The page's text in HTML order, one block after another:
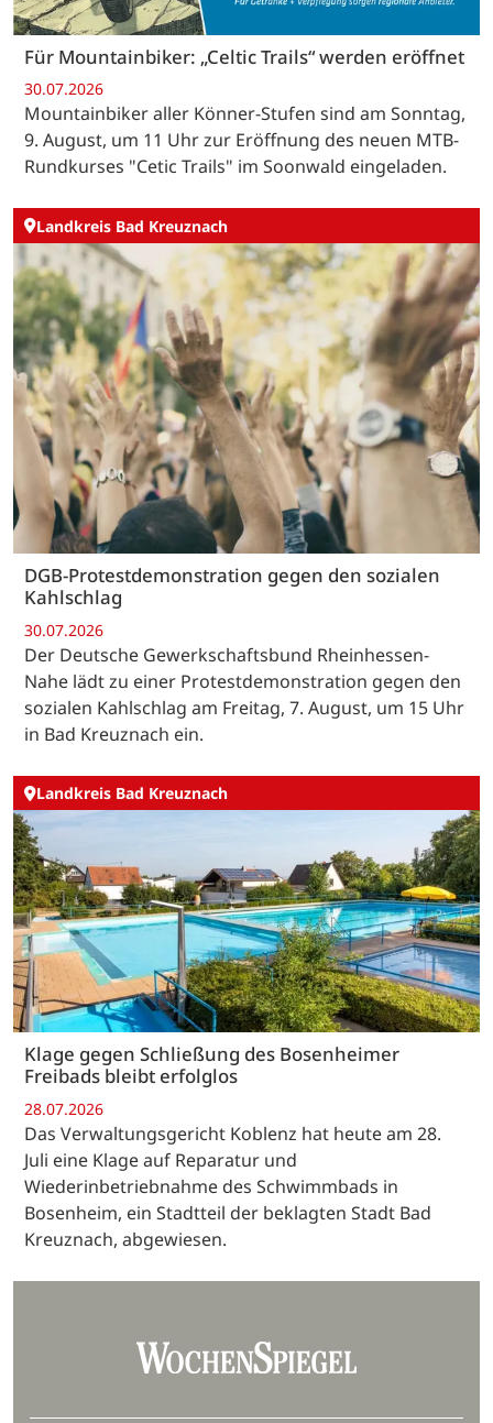
Für Mountainbiker: „Celtic Trails“ werden eröffnet
30.07.2026
Mountainbiker aller Könner-Stufen sind am Sonntag,
9. August, um 11 Uhr zur Eröffnung des neuen MTB-
Rundkurses "Cetic Trails" im Soonwald eingeladen.
Landkreis Bad Kreuznach
DGB-Protestdemonstration gegen den sozialen
Kahlschlag
30.07.2026
Der Deutsche Gewerkschaftsbund Rheinhessen-
Nahe lädt zu einer Protestdemonstration gegen den
sozialen Kahlschlag am Freitag, 7. August, um 15 Uhr
in Bad Kreuznach ein.
Landkreis Bad Kreuznach
Klage gegen Schließung des Bosenheimer
Freibads bleibt erfolglos
28.07.2026
Das Verwaltungsgericht Koblenz hat heute am 28.
Juli eine Klage auf Reparatur und
Wiederinbetriebnahme des Schwimmbads in
Bosenheim, ein Stadtteil der beklagten Stadt Bad
Kreuznach, abgewiesen.